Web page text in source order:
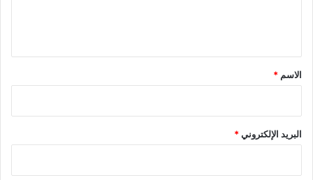
*
الاسم *
البريد الإلكتروني*